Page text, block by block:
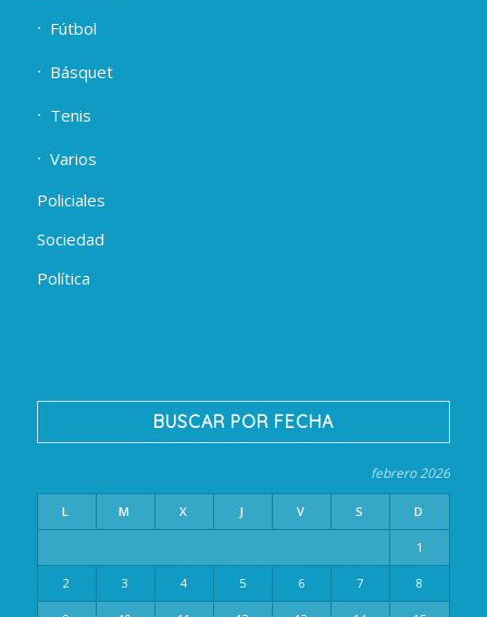
Fútbol
Básquet
Tenis
Varios
Policiales
Sociedad
Política
BUSCAR POR FECHA
febrero 2026
L M X J V S D
1
2 3 4 5 6 7 8